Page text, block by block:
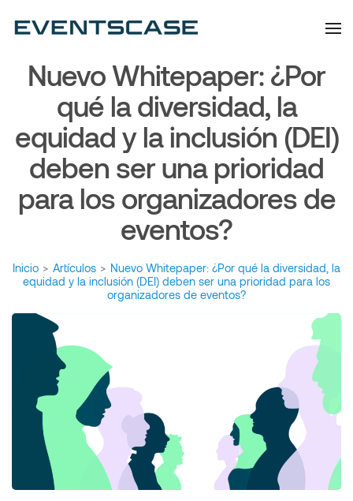
Nuevo Whitepaper: ¿Por
qué la diversidad, la
equidad y la inclusión (DEI)
deben ser una prioridad
para los organizadores de
eventos?
Inicio > Artículos > Nuevo Whitepaper: ¿Por qué la diversidad, la
equidad y la inclusión (DEI) deben ser una prioridad para los
organizadores de eventos?